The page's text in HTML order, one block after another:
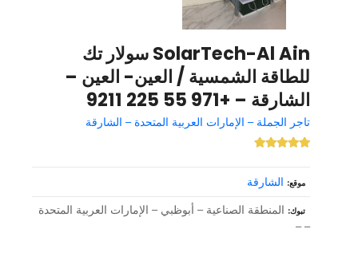
SolarTech-Al Ain سولار تك
للطاقة الشمسية / العين- العين –
الشارقة – +971 55 225 9211
تاجر الجملة – الإمارات العربية المتحدة – الشارقة
موقع الشارقة
تبوك
المنطقة الصناعية – أبوظبي – الإمارات العربية المتحدة
– –